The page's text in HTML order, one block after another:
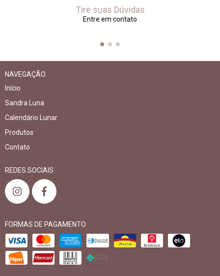
Tire suas Dúvidas
Entre em contato
NAVEGAÇÃO
Início
Sandra Luna
Calendário Lunar
Produtos
Contato
REDES SOCIAIS
FORMAS DE PAGAMENTO